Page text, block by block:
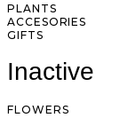
PLANTS
ACCESORIES
GIFTS
Inactive
FLOWERS